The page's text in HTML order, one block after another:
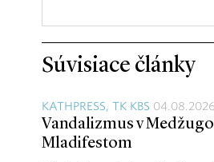
Súvisiace články
KATHPRESS, TK KBS 04.08.2026
Vandalizmus v
Mladifestom